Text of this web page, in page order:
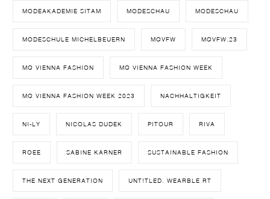
MODEAKADEMIE SITAM MODESCHAU MODESCHAU
MODESCHULE MICHELBEUERN MQVFW MQVFW.23
MQ VIENNA FASHION MQ VIENNA FASHION WEEK
MQ VIENNA FASHION WEEK 2023 NACHHALTIGKEIT
NI-LY NICOLAS DUDEK PITOUR RIVA
ROEE SABINE KARNER SUSTAINABLE FASHION
THE NEXT GENERATION UNT!TLED. WEARBLE RT